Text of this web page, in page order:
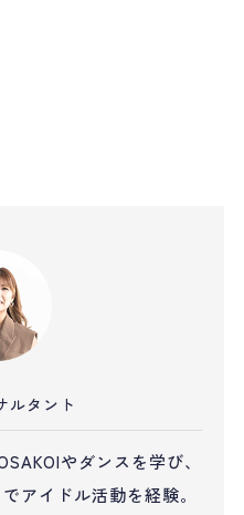
ルタント
やダンスを学び、
アイドル活動を経験。